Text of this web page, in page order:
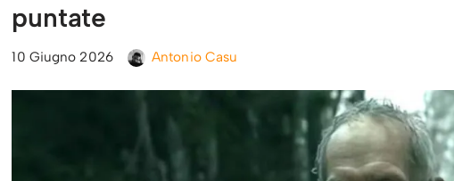
puntate
10 Giugno 2026 Antonio Casu